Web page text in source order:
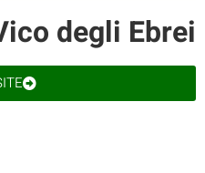
degli Ebrei